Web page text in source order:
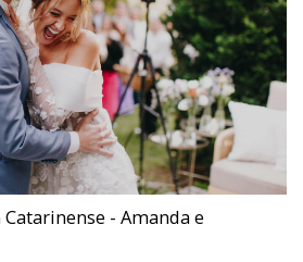
- Amanda e